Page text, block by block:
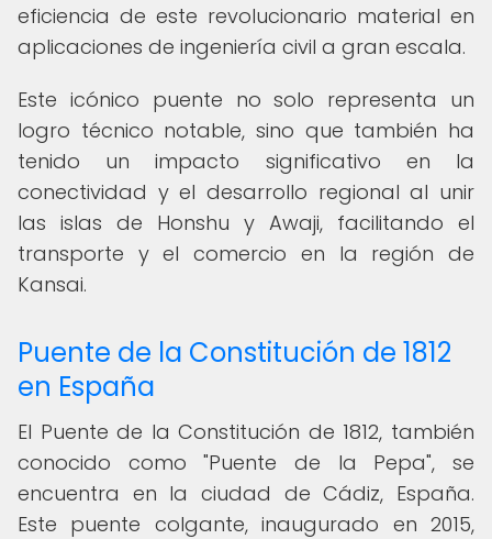
eficiencia de este revolucionario material en
aplicaciones de ingeniería civil a gran escala.
Este icónico puente no solo representa un
logro técnico notable, sino que también ha
tenido un impacto significativo en la
conectividad y el desarrollo regional al unir
las islas de Honshu y Awaji, facilitando el
transporte y el comercio en la región de
Kansai.
Puente de la Constitución de 1812
en España
El Puente de la Constitución de 1812, también
conocido como "Puente de la Pepa", se
encuentra en la ciudad de Cádiz, España.
Este puente colgante, inaugurado en 2015,